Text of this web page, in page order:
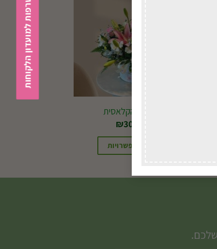
הקופסה הקלאסית
₪304.00
בחירת אפשרויות
הצטרפות למועדון הלקוחות